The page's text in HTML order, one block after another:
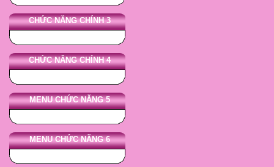
CHỨC NĂNG CHÍNH 3
CHỨC NĂNG CHÍNH 4
MENU CHỨC NĂNG 5
MENU CHỨC NĂNG 6